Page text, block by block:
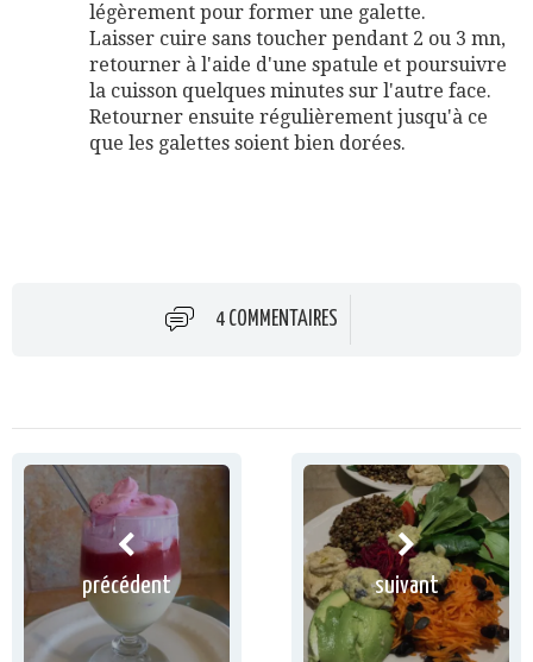
légèrement pour former une galette.
Laisser cuire sans toucher pendant 2 ou 3 mn,
retourner à l'aide d'une spatule et poursuivre
la cuisson quelques minutes sur l'autre face.
Retourner ensuite régulièrement jusqu'à ce
que les galettes soient bien dorées.
4 COMMENTAIRES
précédent suivant